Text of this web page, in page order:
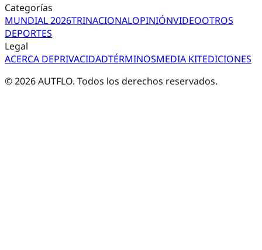
Categorías
MUNDIAL 2026TRINACIONALOPINIÓNVIDEOOTROS
DEPORTES
Legal
ACERCA DEPRIVACIDADTÉRMINOSMEDIA KITEDICIONES
©2026AUTFLO. Todos los derechos reservados.